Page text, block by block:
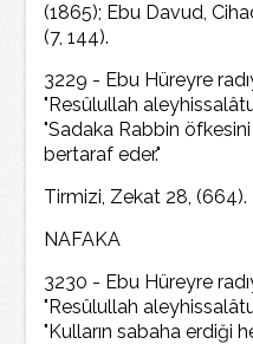
(1865); Ebu Davud,
(7, 144).
3229 - Ebu Hüreyre
"Resûlullah
"Sadaka Rabbin
bertaraf eder."
Tirmizi, Zekat 28, (664).
NAFAKA
3230 - Ebu Hüreyre
"Resûlullah
"Kulların sabaha erdiği